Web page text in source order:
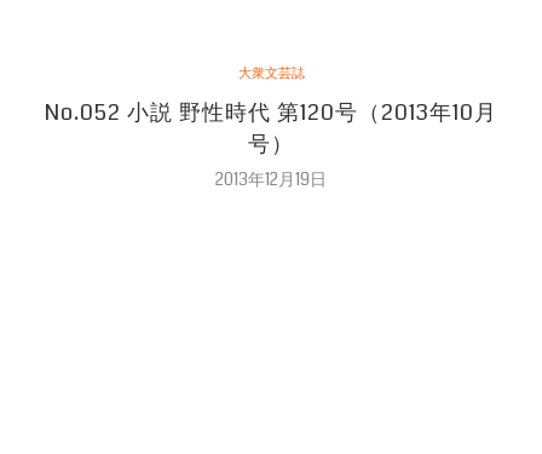
大衆文芸誌
No.052 小説 野性時代 第120号（2013年10月
号）
2013年12月19日